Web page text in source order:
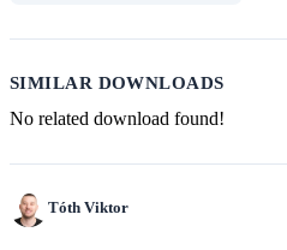
SIMILAR DOWNLOADS
No related download found!
Tóth Viktor